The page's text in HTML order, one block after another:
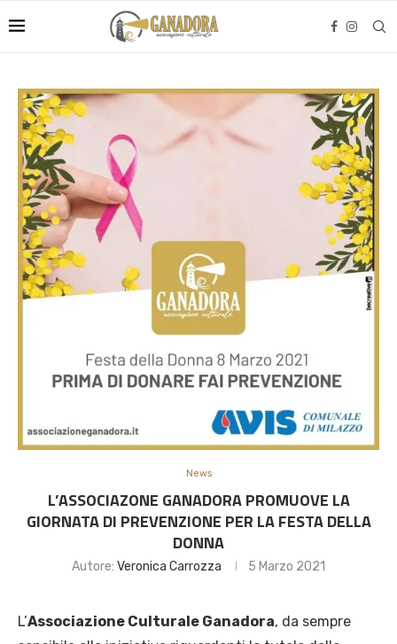
News
L’ASSOCIAZONE GANADORA PROMUOVE LA
GIORNATA DI PREVENZIONE PER LA FESTA DELLA
DONNA
Autore: Veronica Carrozza 5 Marzo 2021
L’Associazione Culturale Ganadora, da sempre